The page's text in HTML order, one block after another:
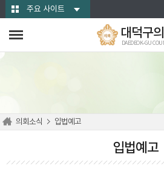
본문바로가기주요 사이트
대덕구
DAEDEOK-GU
의회소식 입법예고
입법예고